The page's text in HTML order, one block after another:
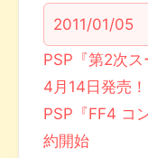
2011/01/05
PSP『第2次ス
4月14日発売！
PSP『FF4 コ
約開始